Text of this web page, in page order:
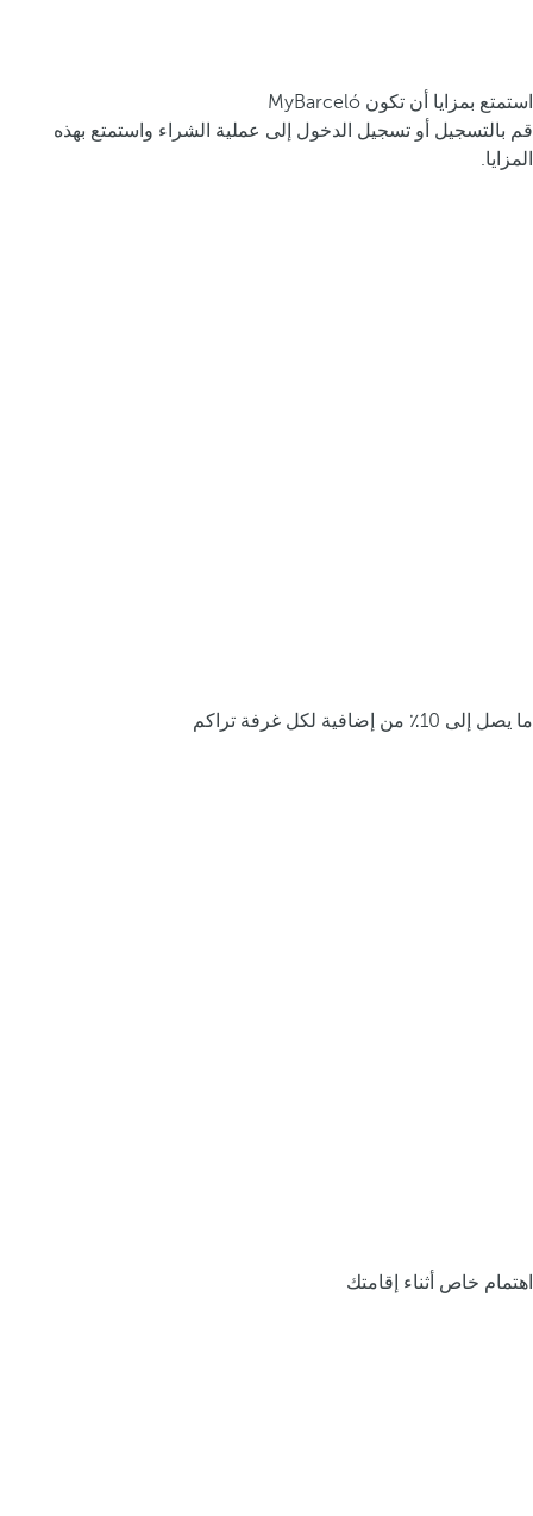
استمتع بمزايا أن تكون MyBarceló
قم بالتسجيل أو تسجيل الدخول إلى عملية الشراء واستمتع بهذه
المزايا.
ما يصل إلى 10٪ من إضافية لكل غرفة تراكم
اهتمام خاص أثناء إقامتك